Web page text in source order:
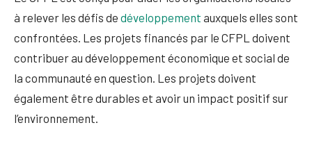
à relever les défis de développement auxquels elles sont
confrontées. Les projets financés par le CFPL doivent
contribuer au développement économique et social de
la communauté en question. Les projets doivent
également être durables et avoir un impact positif sur
l’environnement.